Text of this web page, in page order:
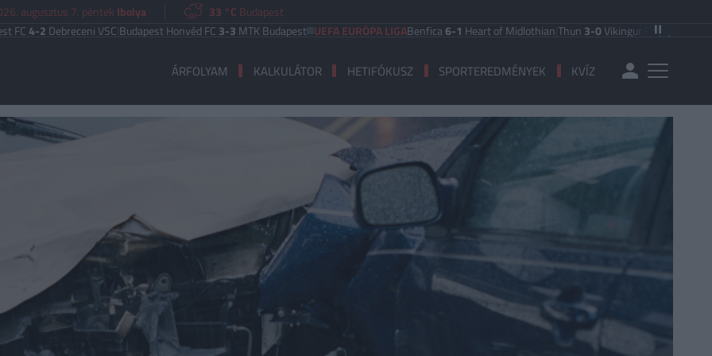
augusztus 7. péntek Ibolya 33 °C Budapest
VSC|Budapest Honvéd FC3-3MTK Budapest UEFA EURÓPA LIGABenfica6-1Heart of Midlothian|Thun3-0Vikingur Reykjavik PAOK Saloniki
ÁRFOLYAM KALKULÁTOR HETIFÓKUSZ SPORTEREDMÉNYEK KVÍZ